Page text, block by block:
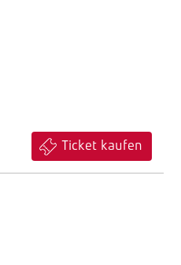
Ticket kaufen